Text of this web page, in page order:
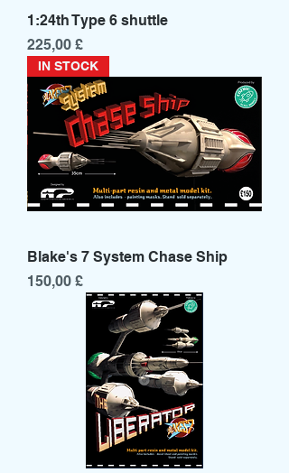
1:24th Type 6 shuttle
Prezzo
225,00 £
IN STOCK
Blake's 7 System Chase Ship
Prezzo
150,00 £